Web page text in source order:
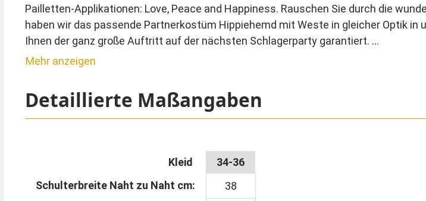
Pailletten-Applikationen: Love, Peace and Happiness. Rauschen Sie durch die
haben wir das passende Partnerkostüm Hippiehemd mit Weste in gleicher Optik
Ihnen der ganz große Auftritt auf der nächsten Schlagerparty garantiert.
Mehr anzeigen
Detaillierte Maßangaben
Kleid
34-36
Schulterbreite Naht zu Naht cm:
38